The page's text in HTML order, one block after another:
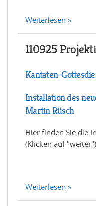
Weiterlesen »
110925
Kantaten-
Installation des
Martin Rüsch
Hier finden Sie die
(Klicken auf "weiter")
Weiterlesen »